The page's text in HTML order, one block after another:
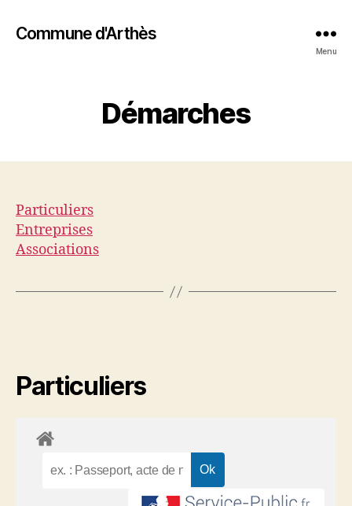
Commune d'Arthès
Menu
Démarches
Particuliers
Entreprises
Associations
Particuliers